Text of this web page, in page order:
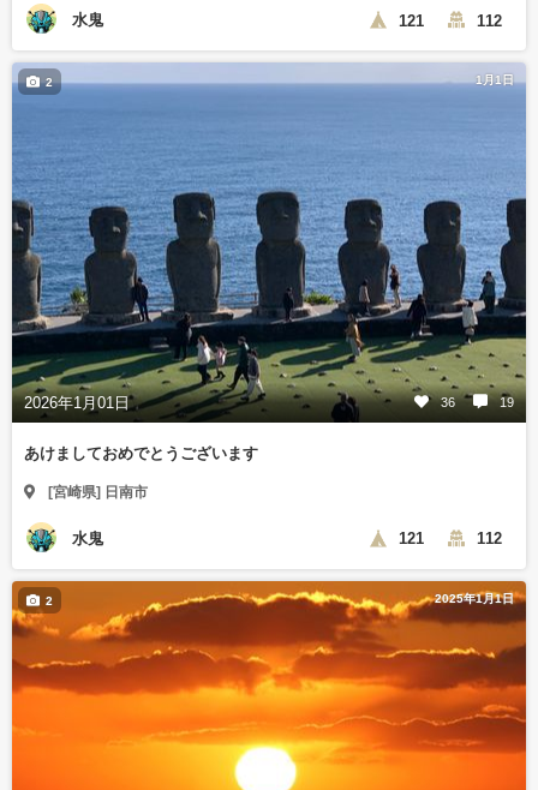
水鬼 121 112
1月1日
2026年1月01日 36 19
2
あけましておめでとうございます
[宮崎県] 日南市
水鬼 121 112
2025年1月1日
2